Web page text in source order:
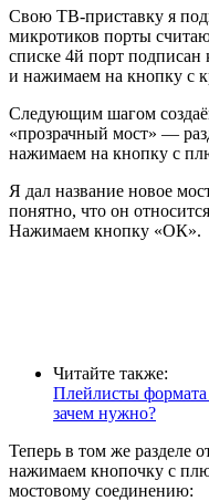
Свою ТВ-приставку я
микротиков порты
списке 4й порт подписан
и нажимаем на кнопку с
Следующим шагом
«прозрачный мост» —
нажимаем на кнопку с
Я дал название новое
понятно, что он
Нажимаем кнопку «ОК».
Читайте также:
Плейлисты
зачем нужно?
Теперь в том же разделе
нажимаем кнопочку с
мостовому соединению: